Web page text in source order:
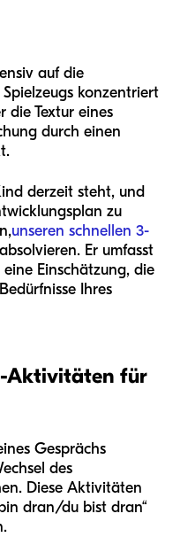
auf die
konzentriert
die Textur eines
durch einen
derzeit steht, und
zu
unseren schnellen 3-
Er umfasst
Einschätzung, die
Ihres
Aktivitäten für
Gesprächs
des
Diese Aktivitäten
dran/du bist dran“